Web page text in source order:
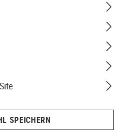
Brake 14x1.0 L
SPEICHERN